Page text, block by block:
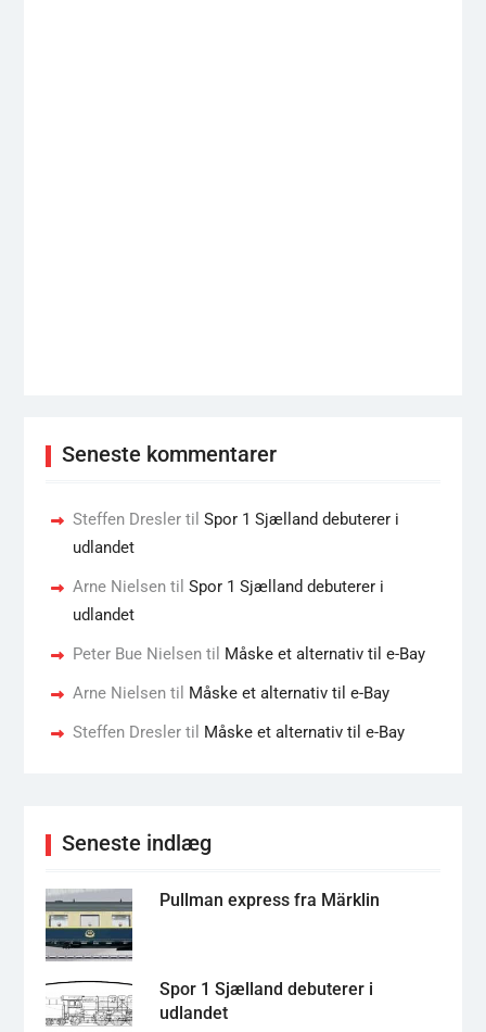
Seneste kommentarer
Steffen Dreslertil Spor 1 Sjælland debuterer i
udlandet
Arne Nielsentil Spor 1 Sjælland debuterer i
udlandet
Peter Bue Nielsentil Måske et alternativ til e-Bay
Arne Nielsentil Måske et alternativ til e-Bay
Steffen Dreslertil Måske et alternativ til e-Bay
Seneste indlæg
Pullman express fra Märklin
Spor 1 Sjælland debuterer i
udlandet